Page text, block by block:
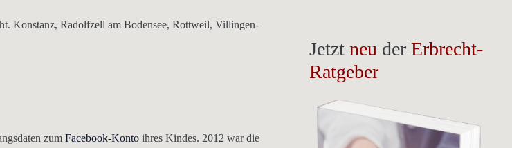
Konstanz, Radolfzell am Bodensee, Rottweil, Villingen-
zum Facebook-Konto ihres Kindes. 2012 war die
Jetztneu derErbrecht-
Ratgeber